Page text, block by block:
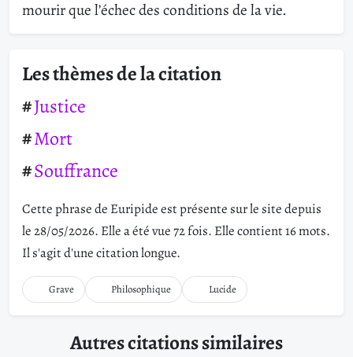
mourir que l’échec des conditions de la vie.
Les thèmes de la citation
Justice
Mort
Souffrance
Cette phrase de Euripide est présente sur le site depuis
le 28/05/2026. Elle a été vue 72 fois. Elle contient 16 mots.
Il s'agit d'une citation longue.
Grave Philosophique Lucide
Autres citations similaires